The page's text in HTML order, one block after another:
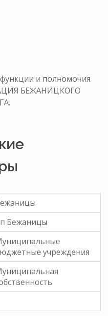
и полномочия
БЕЖАНИЦКОГО
Бежаницы
учреждения